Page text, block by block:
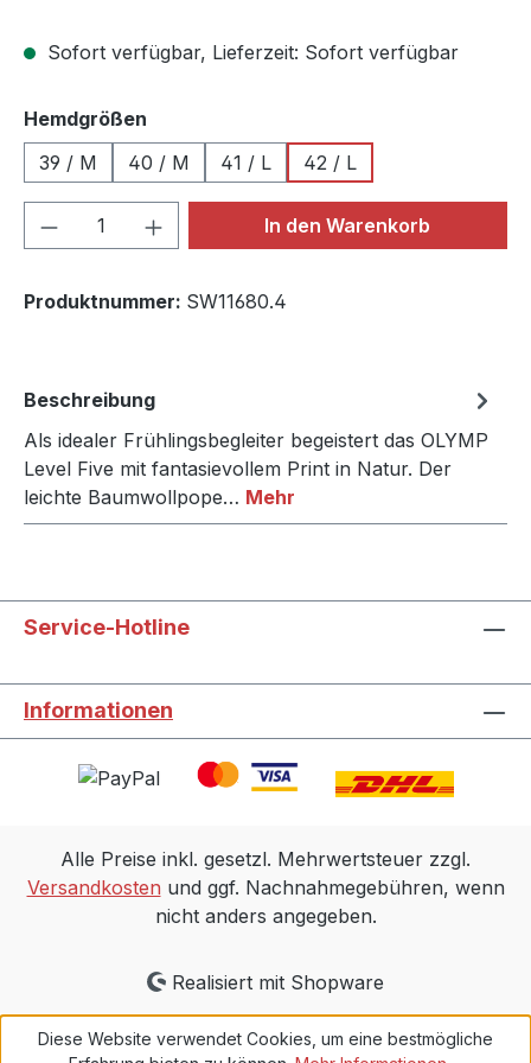
Sofort verfügbar, Lieferzeit: Sofort verfügbar
Hemdgrößen
39 / M
40 / M 41 / L 42 / L
Produkt Anzahl: Gib denIn den Warenkorb
Produktnummer: SW11680.4
Beschreibung
Als idealer Frühlingsbegleiter begeistert das OLYMP
Level Five mit fantasievollem Print in Natur. Der
leichte Baumwollpope… Mehr
Service-Hotline
Informationen
Alle Preise inkl. gesetzl. Mehrwertsteuer zzgl.
Versandkosten und ggf. Nachnahmegebühren, wenn
nicht anders angegeben.
Realisiert mit Shopware
Diese Website verwendet Cookies, um eine bestmögliche